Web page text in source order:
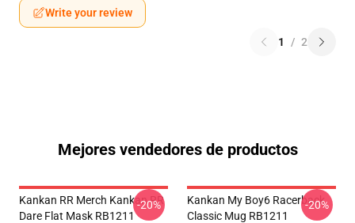
Write your review
1 / 2
Mejores vendedores de productos
Kankan RR Merch Kankan RR
Dare Flat Mask RB1211
-20%
Kankan My Boy6 Racerback
Classic Mug RB1211
-20%